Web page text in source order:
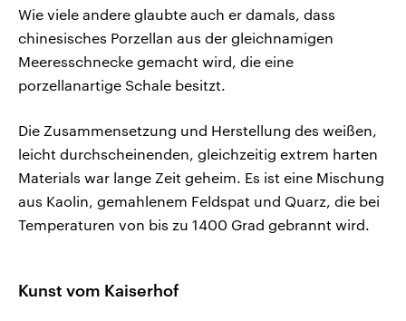
Wie viele andere glaubte auch er damals, dass
chinesisches Porzellan aus der gleichnamigen
Meeresschnecke gemacht wird, die eine
porzellanartige Schale besitzt.
Die Zusammensetzung und Herstellung des weißen,
leicht durchscheinenden, gleichzeitig extrem harten
Materials war lange Zeit geheim. Es ist eine Mischung
aus Kaolin, gemahlenem Feldspat und Quarz, die bei
Temperaturen von bis zu 1400 Grad gebrannt wird.
Kunst vom Kaiserhof